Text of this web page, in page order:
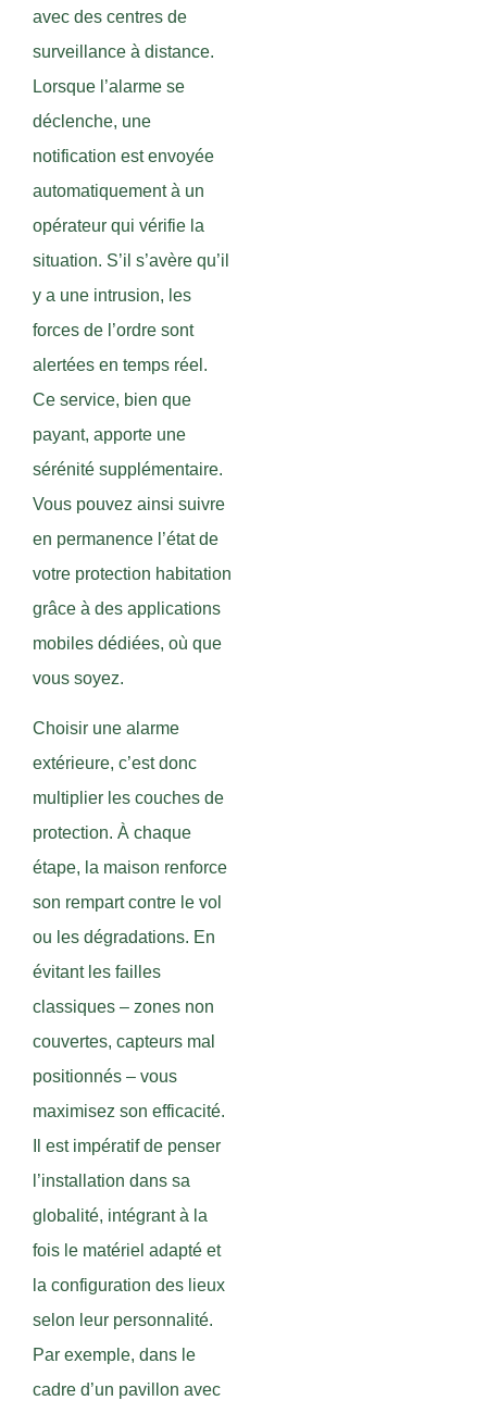
avec des centres de
surveillance à distance.
Lorsque l’alarme se
déclenche, une
notification est envoyée
automatiquement à un
opérateur qui vérifie la
situation. S’il s’avère qu’il
y a une intrusion, les
forces de l’ordre sont
alertées en temps réel.
Ce service, bien que
payant, apporte une
sérénité supplémentaire.
Vous pouvez ainsi suivre
en permanence l’état de
votre protection habitation
grâce à des applications
mobiles dédiées, où que
vous soyez.
Choisir une alarme
extérieure, c’est donc
multiplier les couches de
protection. À chaque
étape, la maison renforce
son rempart contre le vol
ou les dégradations. En
évitant les failles
classiques – zones non
couvertes, capteurs mal
positionnés – vous
maximisez son efficacité.
Il est impératif de penser
l’installation dans sa
globalité, intégrant à la
fois le matériel adapté et
la configuration des lieux
selon leur personnalité.
Par exemple, dans le
cadre d’un pavillon avec